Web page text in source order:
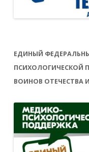
ЕДИНЫЙ
ПСИХОЛОГИЧЕСКОЙ
ВОИНОВ ОТЕЧЕСТВА